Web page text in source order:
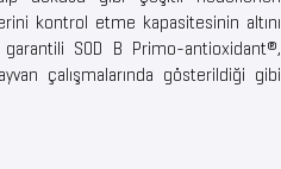
kontrol etme kapasitesinin altını
SOD B Primo-antioxidant®,
çalışmalarında gösterildiği gibi